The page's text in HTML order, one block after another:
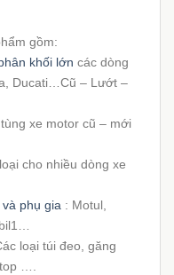
gồm:
khối lớn các dòng
Ducati…Cũ – Lướt –
xe motor cũ – mới
cho nhiều dòng xe
phụ gia: Motul,
loại túi đeo, găng
top ….